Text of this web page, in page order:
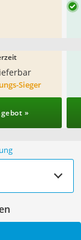
Sieger
»